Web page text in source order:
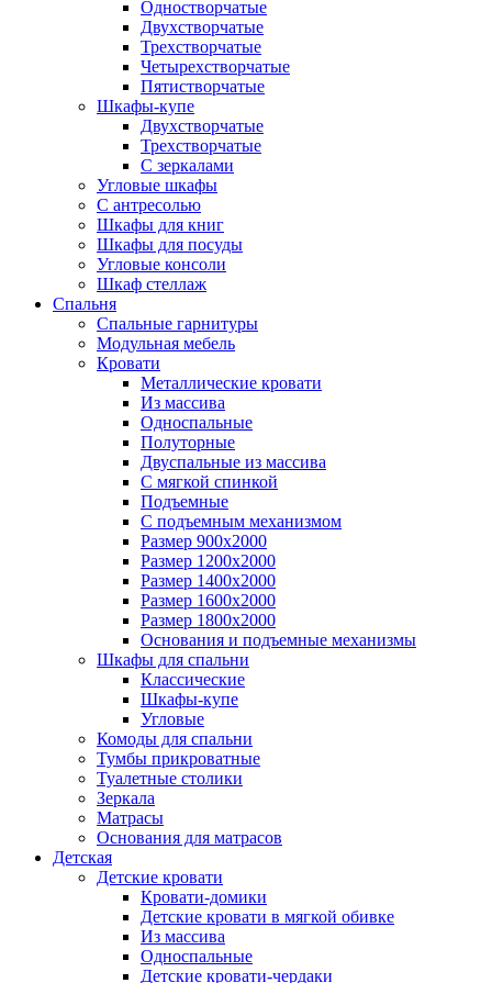
Одностворчатые
Двухстворчатые
Трехстворчатые
Четырехстворчатые
Пятистворчатые
Шкафы-купе
Двухстворчатые
Трехстворчатые
С зеркалами
Угловые шкафы
С антресолью
Шкафы для книг
Шкафы для посуды
Угловые консоли
Шкаф стеллаж
Спальня
Спальные гарнитуры
Модульная мебель
Кровати
Металлические кровати
Из массива
Односпальные
Полуторные
Двуспальные из массива
С мягкой спинкой
Подъемные
С подъемным механизмом
Размер 900х2000
Размер 1200х2000
Размер 1400х2000
Размер 1600х2000
Размер 1800х2000
Основания и подъемные механизмы
Шкафы для спальни
Классические
Шкафы-купе
Угловые
Комоды для спальни
Тумбы прикроватные
Туалетные столики
Зеркала
Матрасы
Основания для матрасов
Детская
Детские кровати
Кровати-домики
Детские кровати в мягкой обивке
Из массива
Односпальные
Детские кровати-чердаки